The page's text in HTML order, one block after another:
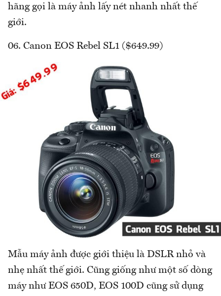
hãng gọi là máy ảnh lấy nét nhanh nhất thế
giới.
06. Canon EOS Rebel SL1 ($649.99)
Mẫu máy ảnh được giới thiệu là DSLR nhỏ và
nhẹ nhất thế giới. Cũng giống như một số dòng
máy như EOS 650D, EOS 100D cũng sử dụng